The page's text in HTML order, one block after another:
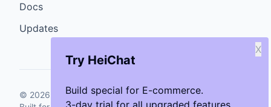
Try HeiChat
Build special for E-commerce.
X
Docs
Updates
© 2026 GenCybers Inc. All rights reserved.